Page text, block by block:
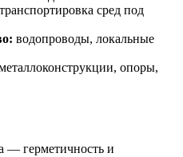
транспортировка сред под
водопроводы, локальные
опоры,
— герметичность и